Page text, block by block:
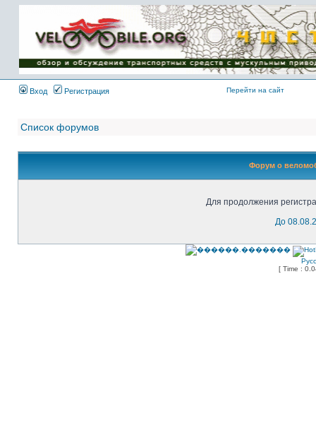
Имя пользователя:
Пароль:
{ LOG_ME_IN_SHORT
}
Вход
Регистрация Перейти на сайт
Список форумов
Форум о
Для продолжения
До
[ Time :